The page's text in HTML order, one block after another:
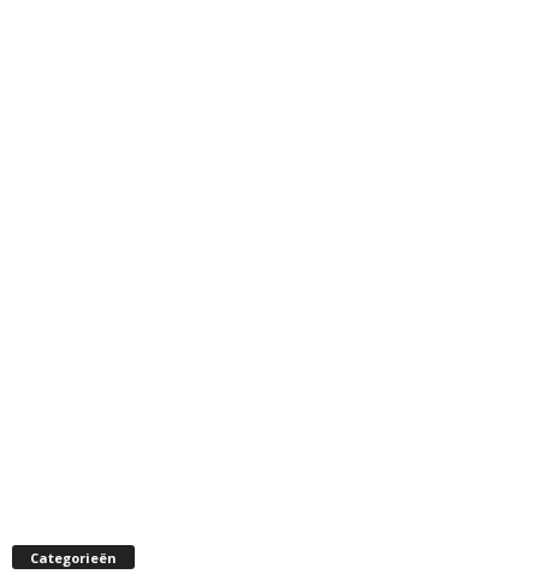
Categorieën